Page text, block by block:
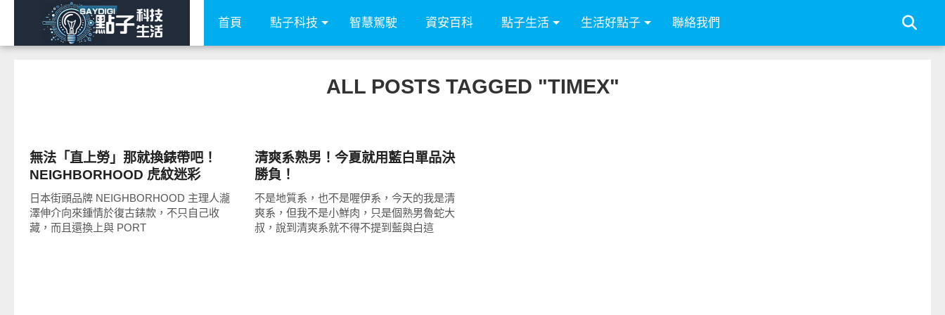
首頁 點子科技 智慧駕駛 資安百科 點子生活 生活好點子 聯絡我們
ALL POSTS TAGGED "TIMEX"
無法「直上勞」那就換錶帶吧！
NEIGHBORHOOD 虎紋迷彩
NATO 尼龍錶帶
日本街頭品牌 NEIGHBORHOOD 主理人瀧
澤伸介向來鍾情於復古錶款，不只自己收
藏，而且還換上與 PORT
清爽系熟男！今夏就用藍白單品決
勝負！
不是地質系，也不是喔伊系，今天的我是清
爽系，但我不是小鮮肉，只是個熟男魯蛇大
叔，說到清爽系就不得不提到藍與白這